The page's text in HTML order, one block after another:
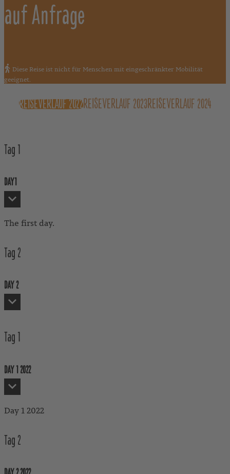
auf Anfrage
Diese Reise ist nicht für Menschen mit eingeschränkter Mobilität
geeignet.
REISEVERLAUF 2022REISEVERLAUF 2023REISEVERLAUF 2024
Tag 1
DAY1
The first day.
Tag 2
DAY 2
Tag 1
DAY 1 2022
Day 1 2022
Tag 2